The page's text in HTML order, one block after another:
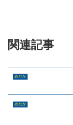
関連記事
めだか
めだか